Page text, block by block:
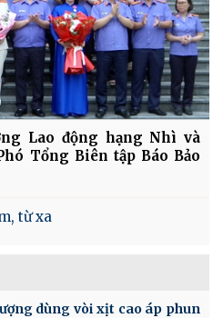
Lao động hạng Nhì và
Tổng Biên tập Báo Bảo
từ xa
dùng vòi xịt cao áp phun